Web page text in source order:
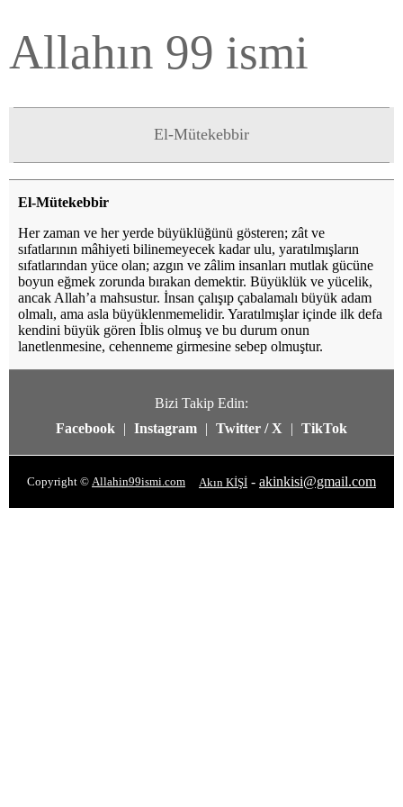
Allahın 99 ismi
El-Mütekebbir
El-Mütekebbir
Her zaman ve her yerde büyüklüğünü gösteren; zât ve
sıfatlarının mâhiyeti bilinemeyecek kadar ulu, yaratılmışların
sıfatlarından yüce olan; azgın ve zâlim insanları mutlak gücüne
boyun eğmek zorunda bırakan demektir. Büyüklük ve yücelik,
ancak Allah’a mahsustur. İnsan çalışıp çabalamalı büyük adam
olmalı, ama asla büyüklenmemelidir. Yaratılmışlar içinde ilk defa
kendini büyük gören İblis olmuş ve bu durum onun
lanetlenmesine, cehenneme girmesine sebep olmuştur.
Bizi Takip Edin:
Facebook | Instagram | Twitter / X | TikTok
Copyright © Allahin99ismi.com Akın KİŞİ - akinkisi@gmail.com